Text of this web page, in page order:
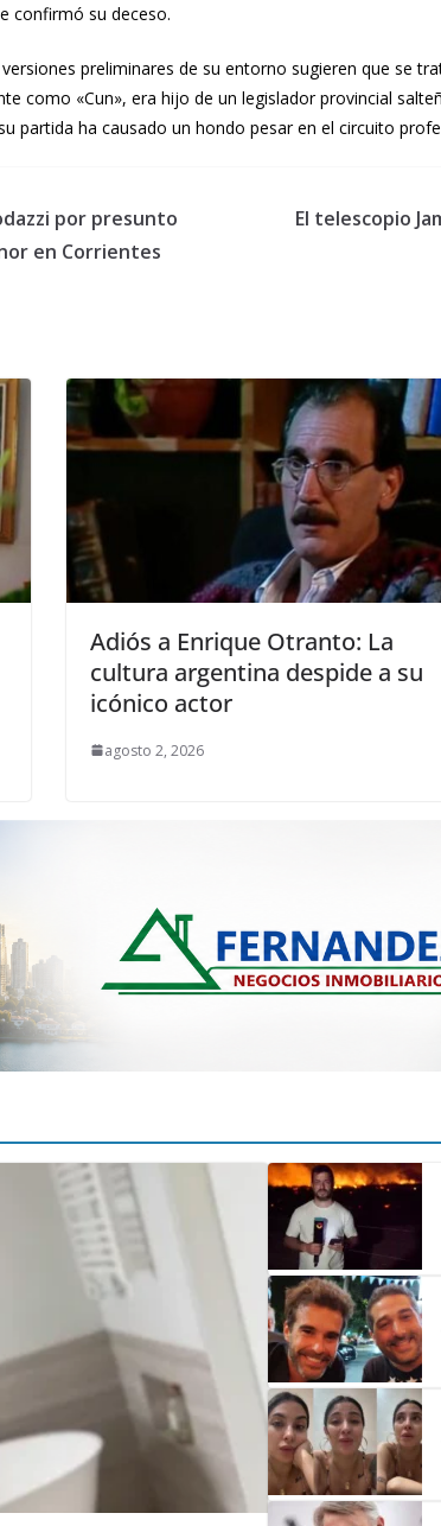
confirmó su deceso.
preliminares de su entorno sugieren que se
como «Cun», era hijo de un legislador provincial
partida ha causado un hondo pesar en el circuito
por presunto
en Corrientes
El telescopio
Adiós a Enrique Otranto: La
cultura argentina despide a su
icónico actor
agosto 2, 2026